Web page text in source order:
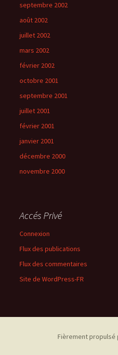
septembre 2002
août 2002
juillet 2002
mars 2002
février 2002
octobre 2001
septembre 2001
juillet 2001
février 2001
janvier 2001
décembre 2000
novembre 2000
Accés Privé
Connexion
Flux des publications
Flux des commentaires
Site de WordPress-FR
Fièrement propulsé